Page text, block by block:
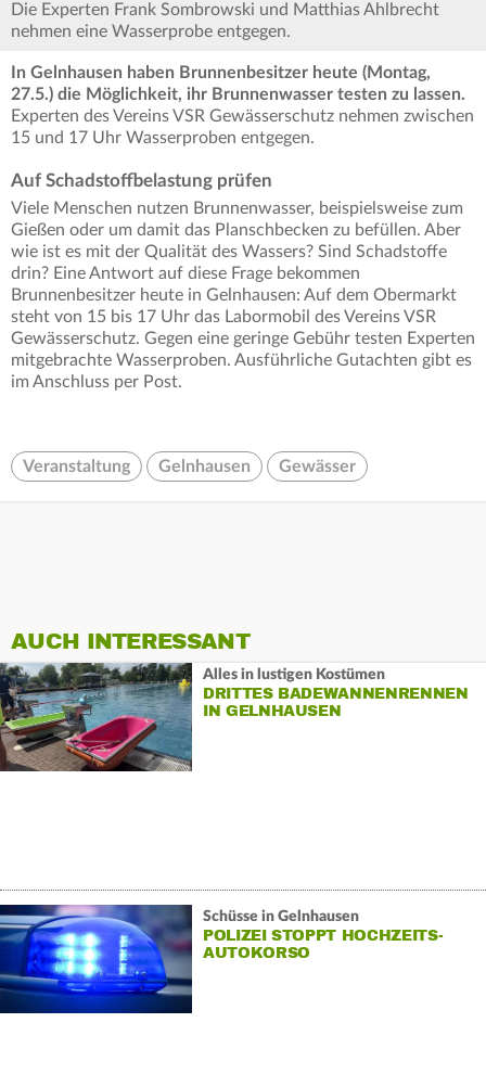
Die Experten Frank Sombrowski und Matthias Ahlbrecht
nehmen eine Wasserprobe entgegen.
In Gelnhausen haben Brunnenbesitzer heute (Montag,
27.5.) die Möglichkeit, ihr Brunnenwasser testen zu lassen.
Experten des Vereins VSR Gewässerschutz nehmen zwischen
15 und 17 Uhr Wasserproben entgegen.
Auf Schadstoffbelastung prüfen
Viele Menschen nutzen Brunnenwasser, beispielsweise zum
Gießen oder um damit das Planschbecken zu befüllen. Aber
wie ist es mit der Qualität des Wassers? Sind Schadstoffe
drin? Eine Antwort auf diese Frage bekommen
Brunnenbesitzer heute in Gelnhausen: Auf dem Obermarkt
steht von 15 bis 17 Uhr das Labormobil des Vereins VSR
Gewässerschutz. Gegen eine geringe Gebühr testen Experten
mitgebrachte Wasserproben. Ausführliche Gutachten gibt es
im Anschluss per Post.
Veranstaltung Gelnhausen Gewässer
AUCH INTERESSANT
Alles in lustigen Kostümen
DRITTES BADEWANNENRENNEN
IN GELNHAUSEN
Schüsse in Gelnhausen
POLIZEI STOPPT HOCHZEITS-
AUTOKORSO